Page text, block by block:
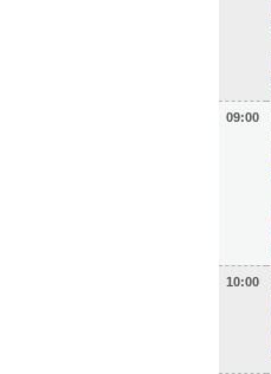
09:00
10:00